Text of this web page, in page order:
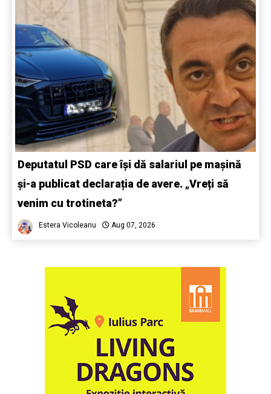
Deputatul PSD care își dă salariul pe mașină
și-a publicat declarația de avere. „Vreți să
venim cu trotineta?”
Estera Vicoleanu Aug 07, 2026